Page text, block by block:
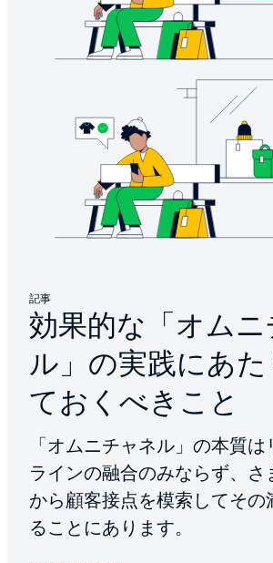
記事
効果的な「オムニ
ル」の実践にあた
ておくべきこと
「オムニチャネル」の本質
ラインの融合のみならず、さ
から顧客接点を模索してその
ることにあります。